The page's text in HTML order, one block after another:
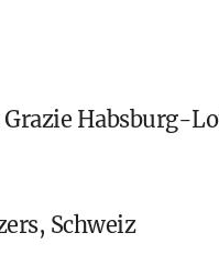
Habsburg-
Schweiz